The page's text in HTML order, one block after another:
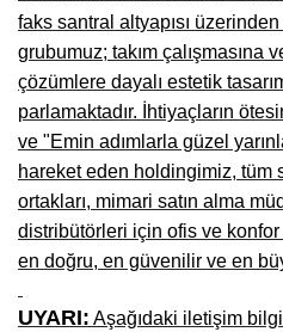
faks santral altyapısı üzerinden
grubumuz; takım çalışmasına
çözümlere dayalı estetik
parlamaktadır. İhtiyaçların
ve "Emin adımlarla güzel
hareket eden holdingimiz, tüm
ortakları, mimari satın alma
distribütörleri için ofis ve
en doğru, en güvenilir ve en
UYARI: Aşağıdaki iletişim